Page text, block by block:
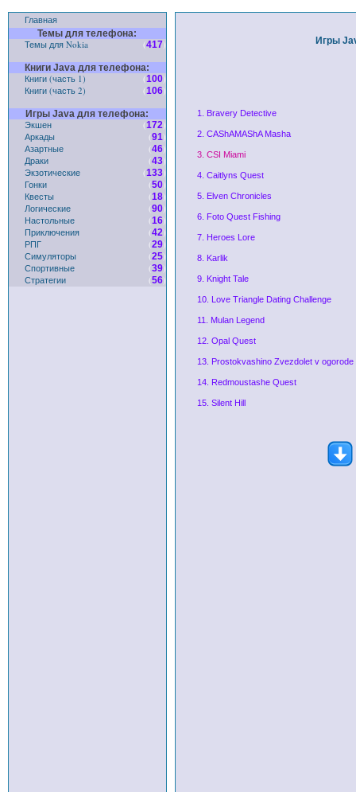
Главная
Темы для телефона:
Темы для Nokia (417)
Книги Java для телефона:
Книги (часть 1) (100)
Книги (часть 2)
(106)
Игры Java для телефона:
Экшен (172)
Аркады
(91)
Азартные
(46)
Драки
(43)
Экзотические
(133)
Гонки
(50)
Квесты
(18)
Логические
(90)
Настольные
(16)
Приключения
(42)
РПГ
(29)
Симуляторы
(25)
Спортивные
(39)
Стратегии
(56)
Игры
1. Bravery Detective
2. CAShAMAShA Masha
3. CSI Miami
4. Caitlyns Quest
5. Elven Chronicles
6. Foto Quest Fishing
7. Heroes Lore
8. Karlik
9. Knight Tale
10. Love Triangle Dating Challenge
11. Mulan Legend
12. Opal Quest
13. Prostokvashino Zvezdolet v ogorode
14. Redmoustashe Quest
15. Silent Hill